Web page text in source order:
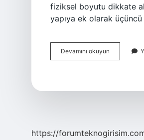
fiziksel boyutu dikkate
yapıya ek olarak
Devamını okuyun
3
https://